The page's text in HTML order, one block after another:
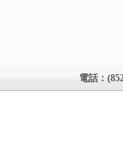
電話：